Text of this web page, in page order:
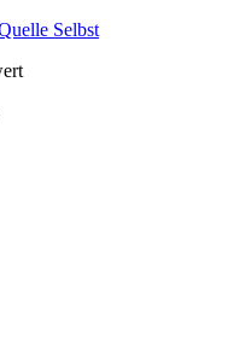
Selbst